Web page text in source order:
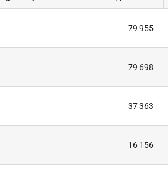
79 955
79 698
37 363
16 156